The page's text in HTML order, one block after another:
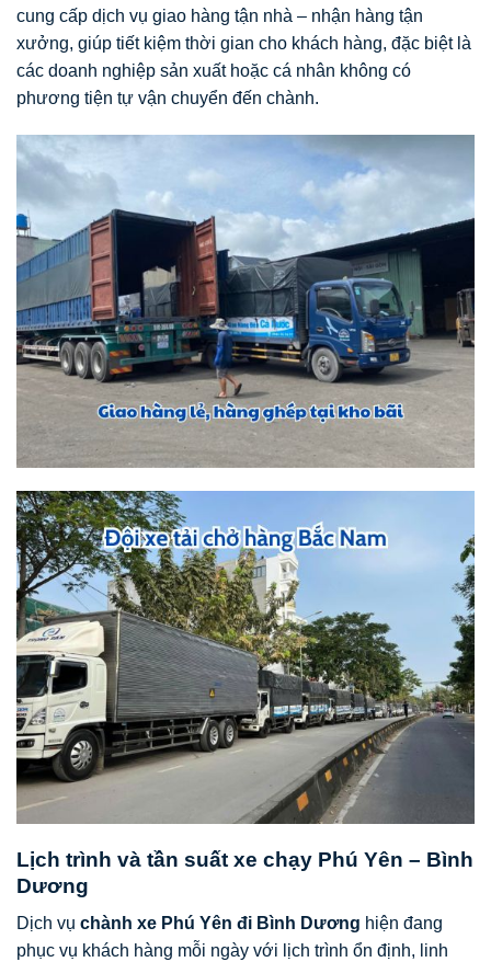
cung cấp dịch vụ giao hàng tận nhà – nhận hàng tận
xưởng, giúp tiết kiệm thời gian cho khách hàng, đặc biệt là
các doanh nghiệp sản xuất hoặc cá nhân không có
phương tiện tự vận chuyển đến chành.
Lịch trình và tần suất xe chạy Phú Yên – Bình
Dương
Dịch vụ chành xe Phú Yên đi Bình Dương hiện đang
phục vụ khách hàng mỗi ngày với lịch trình ổn định, linh